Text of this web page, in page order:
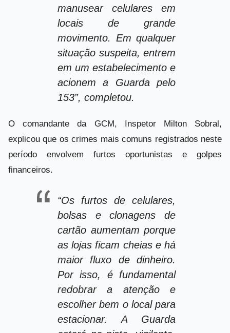
manusear celulares em
locais de grande
movimento. Em qualquer
situação suspeita, entrem
em um estabelecimento e
acionem a Guarda pelo
153”, completou.
O comandante da GCM, Inspetor Milton Sobral,
explicou que os crimes mais comuns registrados neste
período envolvem furtos oportunistas e golpes
financeiros.
“Os furtos de celulares,
bolsas e clonagens de
cartão aumentam porque
as lojas ficam cheias e há
maior fluxo de dinheiro.
Por isso, é fundamental
redobrar a atenção e
escolher bem o local para
estacionar. A Guarda